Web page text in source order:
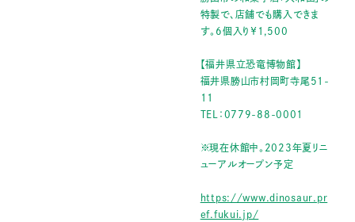
特製で、店舗でも購入できま
す。6個入り￥1,500
【福井県立恐竜博物館】
福井県勝山市村岡町寺尾51-
11
TEL：0779-88-0001
※現在休館中。2023年夏リニ
ューアルオープン予定
https://www.dinosaur.pr
ef.fukui.jp/